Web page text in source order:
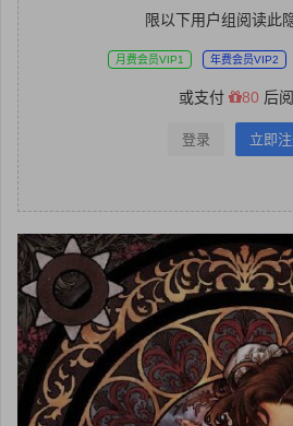
限以下用户组阅读此
月费会员VIP1 年费会员VIP2
或支付 80 后
登录 立即